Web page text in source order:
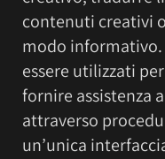
contenuti creativi
modo
essere utilizzati
fornire assistenza
attraverso
un’unica